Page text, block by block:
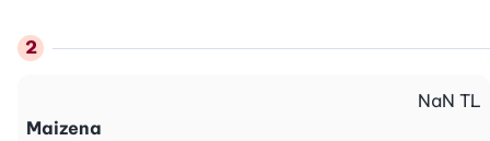
Maizena
NaN TL